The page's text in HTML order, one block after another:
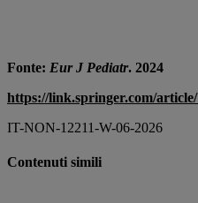
Fonte: Eur J Pediatr. 2024
https://link.springer.com/article/
IT-NON-12211-W-06-2026
Contenuti simili